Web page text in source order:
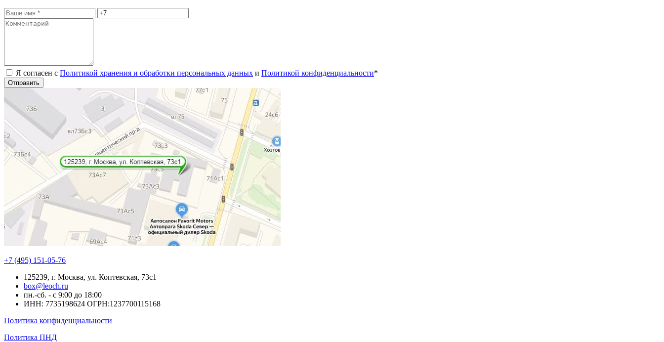
Я согласен с Политикой хранения и обработки персональных данных и Политикой конфиденциальности*
Отправить
+7 (495) 151-05-76
125239, г. Москва, ул. Коптевская, 73с1
box@leoch.ru
пн.-сб. - с 9:00 до 18:00
ИНН: 7735198624 ОГРН:1237700115168
Политика конфиденциальности
Политика ПНД